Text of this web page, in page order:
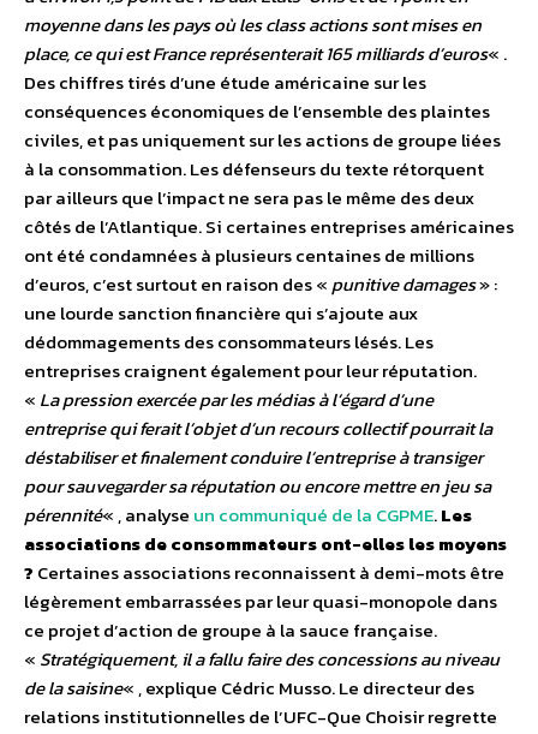
moyenne dans les pays où les class actions sont mises en
place, ce qui est France représenterait 165 milliards d’euros« .
Des chiffres tirés d’une étude américaine sur les
conséquences économiques de l’ensemble des plaintes
civiles, et pas uniquement sur les actions de groupe liées
à la consommation. Les défenseurs du texte rétorquent
par ailleurs que l’impact ne sera pas le même des deux
côtés de l’Atlantique. Si certaines entreprises américaines
ont été condamnées à plusieurs centaines de millions
d’euros, c’est surtout en raison des «punitive damages» :
une lourde sanction financière qui s’ajoute aux
dédommagements des consommateurs lésés. Les
entreprises craignent également pour leur réputation.
« La pression exercée par les médias à l’égard d’une
entreprise qui ferait l’objet d’un recours collectif pourrait la
déstabiliser et finalement conduire l’entreprise à transiger
pour sauvegarder sa réputation ou encore mettre en jeu sa
pérennité« , analyse un communiqué de la CGPME.Les
associations de consommateurs ont-elles les moyens
? Certaines associations reconnaissent à demi-mots être
légèrement embarrassées par leur quasi-monopole dans
ce projet d’action de groupe à la sauce française.
« Stratégiquement, il a fallu faire des concessions au niveau
de la saisine« , explique Cédric Musso. Le directeur des
relations institutionnelles de l’UFC-Que Choisir regrette